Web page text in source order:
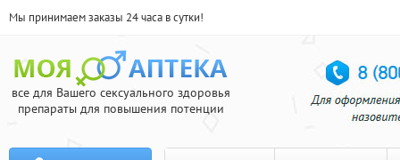
Мы принимаем заказы 24 часа в сутки!
все для Вашего сексуального здоровья
препараты для повышения потенции